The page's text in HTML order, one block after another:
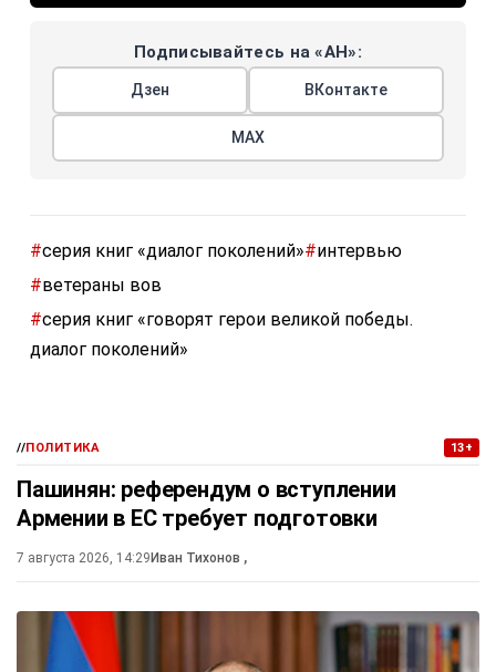
Подписывайтесь на «АН»:
Дзен ВКонтакте
МАХ
#серия книг «диалог поколений»#интервью
#ветераны вов
#серия книг «говорят герои великой победы.
диалог поколений»
//ПОЛИТИКА 13+
Пашинян: референдум о вступлении
Армении в ЕС требует подготовки
7 августа 2026, 14:29 Иван Тихонов ,